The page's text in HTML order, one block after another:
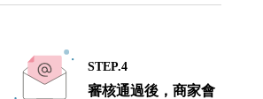
STEP.4
審核通過後，商家會